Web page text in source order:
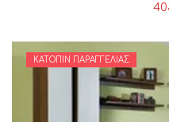
ΚΑΤΌΠΙΝ ΠΑΡΑΓΓΕΛΊΑΣ